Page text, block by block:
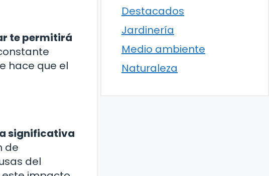
te permitirá
hace que el
significativa
de
del
Destacados
Jardinería
Medio ambiente
Naturaleza